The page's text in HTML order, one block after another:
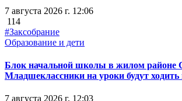
7 августа 2026 г. 12:06
114
#Заксобрание
Образование и дети
Блок начальной школы в жилом районе
Младшеклассники на уроки будут ходить
7 августа 2026 г. 12:03